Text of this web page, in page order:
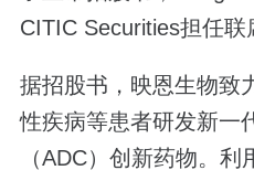
CITIC Securities担任联
据招股书，映恩生物致
性疾病等患者研发新一
（ADC）创新药物。